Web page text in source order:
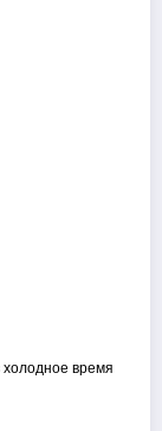
холодное время